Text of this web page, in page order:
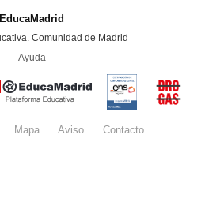
EducaMadrid
Comunidad de Madrid
Ayuda
Certificación
conformidad
con el
Nacional de
Seguridad
del
Mapa Aviso legalContacto